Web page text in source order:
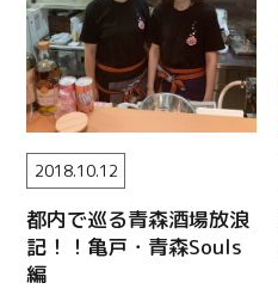
都内で巡る青森酒場放浪
記！！亀戸・青森Souls
編
2018.10.12